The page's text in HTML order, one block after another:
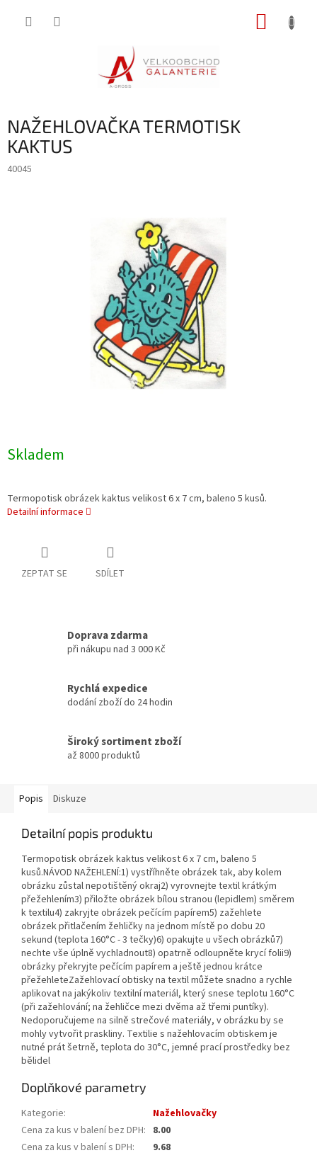
NAŽEHLOVAČKA TERMOTISK
KAKTUS
40045
Skladem
Termopotisk obrázek kaktus velikost 6 x 7 cm, baleno 5 kusů.
Detailní informace
ZEPTAT SE SDÍLET
Doprava zdarma
při nákupu nad 3 000 Kč
Rychlá expedice
dodání zboží do 24 hodin
Široký sortiment zboží
až 8000 produktů
Popis Diskuze
Detailní popis produktu
Termopotisk obrázek kaktus velikost 6 x 7 cm, baleno 5
kusů.NÁVOD NAŽEHLENÍ:1) vystříhněte obrázek tak, aby kolem
obrázku zůstal nepotištěný okraj2) vyrovnejte textil krátkým
přežehlením3) přiložte obrázek bílou stranou (lepidlem) směrem
k textilu4) zakryjte obrázek pečícím papírem5) zažehlete
obrázek přitlačením žehličky na jednom místě po dobu 20
sekund (teplota 160°C - 3 tečky)6) opakujte u všech obrázků7)
nechte vše úplně vychladnout8) opatrně odloupněte krycí folii9)
obrázky překryjte pečícím papírem a ještě jednou krátce
přežehleteZažehlovací obtisky na textil můžete snadno a rychle
aplikovat na jakýkoliv textilní materiál, který snese teplotu 160°C
(při zažehlování; na žehličce mezi dvěma až třemi puntíky).
Nedoporučujeme na silně strečové materiály, v obrázku by se
mohly vytvořit praskliny. Textilie s nažehlovacím obtiskem je
nutné prát šetrně, teplota do 30°C, jemné prací prostředky bez
bělidel
Doplňkové parametry
Kategorie:
Nažehlovačky
Cena za kus v balení bez DPH: 8.00
Cena za kus v balení s DPH: 9.68